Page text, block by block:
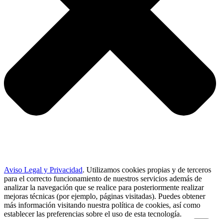
Aviso Legal y Privacidad. Utilizamos cookies propias y de terceros
para el correcto funcionamiento de nuestros servicios además de
analizar la navegación que se realice para posteriormente realizar
mejoras técnicas (por ejemplo, páginas visitadas). Puedes obtener
más información visitando nuestra política de cookies, así como
establecer las preferencias sobre el uso de esta tecnología.